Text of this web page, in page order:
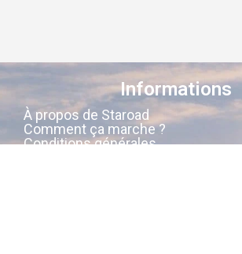
Informations
À propos de Staroad
Comment ça marche ?
Conditions générales